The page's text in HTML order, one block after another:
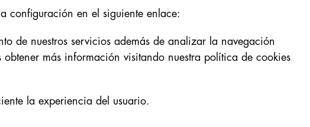
configuración en el siguiente enlace:
de nuestros servicios además de analizar la navegación
más información visitando nuestra política de cookies
la experiencia del usuario.